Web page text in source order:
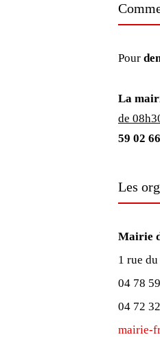
Pour
La
de
59 02 66
Les
Mairie
1 rue
04 78
04 72
mairie-